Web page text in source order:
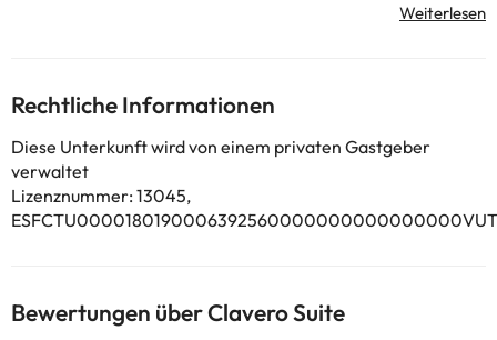
Klimaanlage besteht aus 1 Schlafzimmer, einem Wohnzimmer,
Haartrockner. In dieser Ferienwohnung werden Handtücher und
Bettwäsche angeboten. In der Nähe der Unterkunft Clavero
Suite finden Sie die interessanten Orte Albaicín,
Wissenschaftsmuseum Parque de las Ciencias und Paseo de los
Tristes. Der nächstgelegene Flughafen ist der Flughafen
Granada-Jaén, 21 km von der Unterkunft Clavero Suite entfernt.
Este alojamiento cuenta con 2 con camas matrimoniales.In dieser
geführt
Rechtliche Informationen
Diese Unterkunft wird von einem privaten Gastgeber
verwaltet
Lizenznummer: 13045,
Bewertungen über Clavero Suite